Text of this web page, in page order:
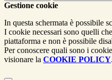
Gestione cookie
In questa schermata è possibile
I cookie necessari sono quelli
piattaforma e non è possibile
Per conoscere quali sono i
visionare la COOKIE POLICY.